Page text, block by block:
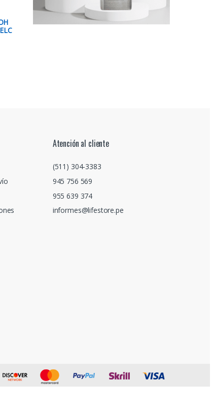
Atención al cliente
(511) 304-3383
945 756 569
955 639 374
informes@lifestore.pe